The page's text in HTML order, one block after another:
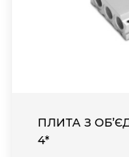
ПЛИТА З
4*